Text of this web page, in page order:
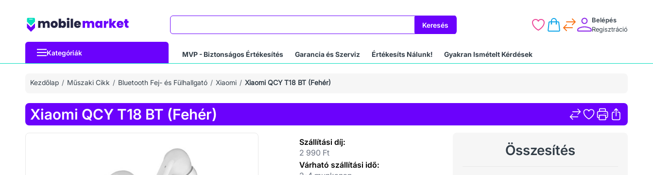
Keresés
Belépés
Regisztráció
Kategóriák MVP - Biztonságos Értékesítés Garancia és Szerviz Értékesíts Nálunk! Gyakran Ismételt Kérdések
Kezdőlap Műszaki Cikk Bluetooth Fej- és Fülhallgató Xiaomi Xiaomi QCY T18 BT (Fehér)
Xiaomi QCY T18 BT (Fehér)
Szállítási díj:
2 990 Ft
Várható szállítási idő:
Összesítés